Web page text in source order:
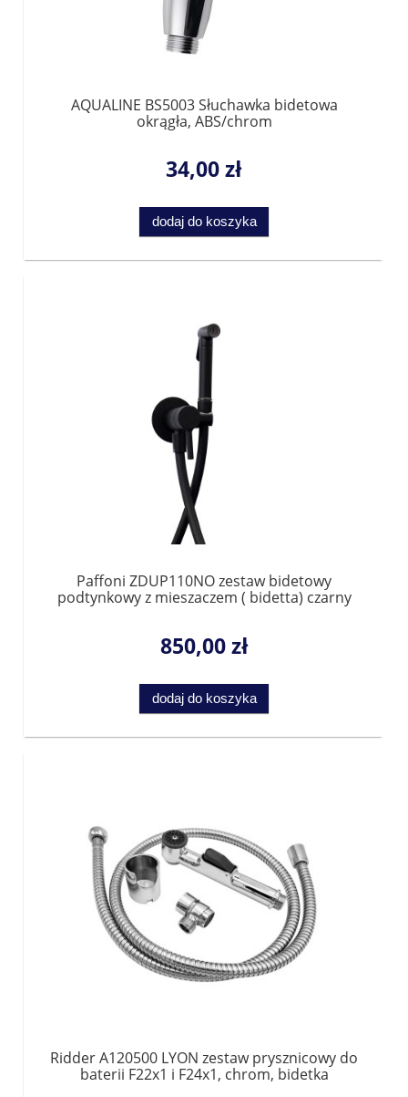
AQUALINE BS5003 Słuchawka bidetowa
okrągła, ABS/chrom
34,00 zł
dodaj do koszyka
Paffoni ZDUP110NO zestaw bidetowy
podtynkowy z mieszaczem ( bidetta) czarny
850,00 zł
dodaj do koszyka
Ridder A120500 LYON zestaw prysznicowy do
baterii F22x1 i F24x1, chrom, bidetka